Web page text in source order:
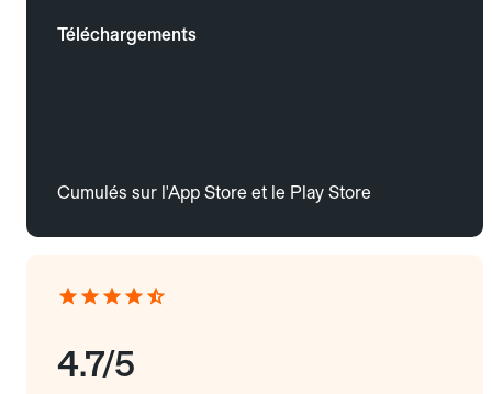
Téléchargements
Cumulés sur l'App Store et le Play Store
4.7/5